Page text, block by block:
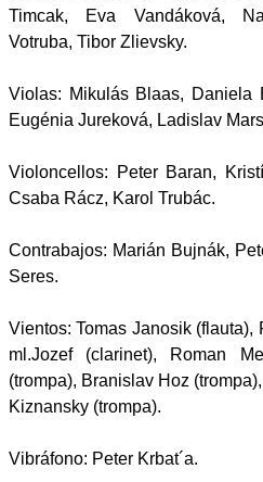
Timcak, Eva Vandáková,
Votruba, Tibor Zlievsky.
Violas: Mikulás Blaas, Daniela
Eugénia Jureková, Ladislav
Violoncellos: Peter Baran,
Csaba Rácz, Karol Trubác.
Contrabajos: Marián Bujnák,
Seres.
Vientos: Tomas Janosik (flauta),
ml.Jozef (clarinet), Roman
(trompa), Branislav Hoz
Kiznansky (trompa).
Vibráfono: Peter Krbat´a.